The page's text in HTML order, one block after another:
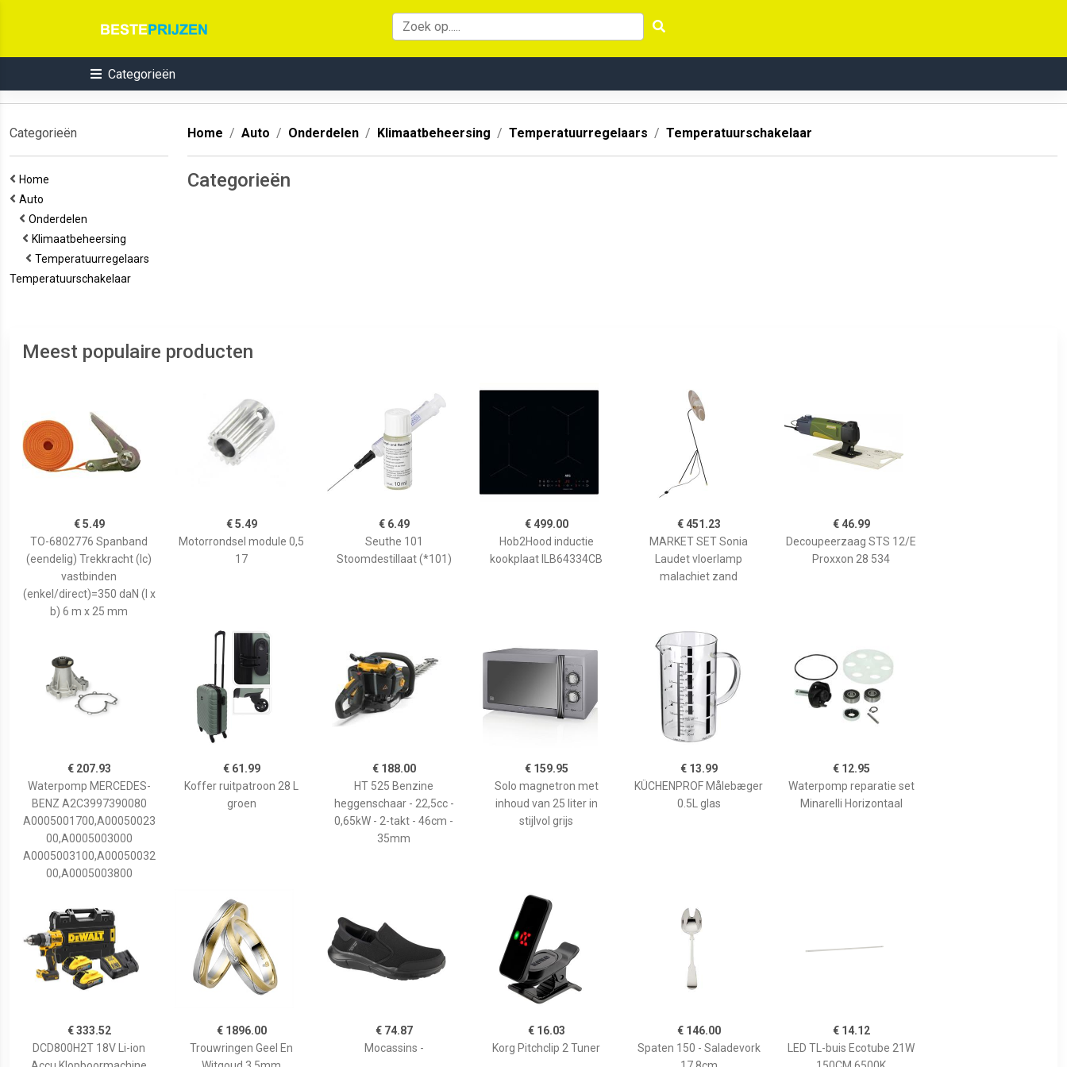
Categorieën
Categorieën
Home
Auto
Onderdelen
Klimaatbeheersing
Temperatuurregelaars
Temperatuurschakelaar
Home Auto Onderdelen Klimaatbeheersing Temperatuurregelaars Temperatuurschakelaar
Categorieën
Meest populaire producten
€ 5.49
TO-6802776 Spanband
(eendelig) Trekkracht (lc)
vastbinden
(enkel/direct)=350 daN (l x
b) 6 m x 25 mm
€ 5.49
Motorrondsel module 0,5
17
€ 6.49
Seuthe 101
Stoomdestillaat (*101)
€ 499.00
Hob2Hood inductie
kookplaat ILB64334CB
€ 451.23
MARKET SET Sonia
Laudet vloerlamp
malachiet zand
€ 46.99
Decoupeerzaag STS 12/E
Proxxon 28 534
€ 207.93
Waterpomp MERCEDES-
BENZ A2C3997390080
A0005001700,A00050023
00,A0005003000
A0005003100,A00050032
00,A0005003800
€ 61.99
Koffer ruitpatroon 28 L
groen
€ 188.00
HT 525 Benzine
heggenschaar - 22,5cc -
0,65kW - 2-takt - 46cm -
35mm
€ 159.95
Solo magnetron met
inhoud van 25 liter in
stijlvol grijs
€ 13.99
KÜCHENPROF Målebæger
0.5L glas
€ 12.95
Waterpomp reparatie set
Minarelli Horizontaal
€ 333.52
DCD800H2T 18V Li-ion
€ 1896.00
Trouwringen Geel En
€ 74.87
Mocassins -
€ 16.03
Korg Pitchclip 2 Tuner
€ 146.00
Spaten 150 - Saladevork
€ 14.12
LED TL-buis Ecotube 21W